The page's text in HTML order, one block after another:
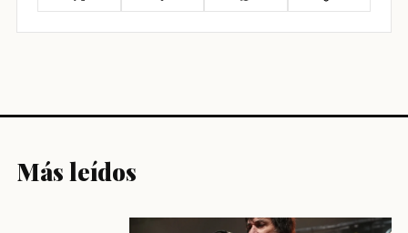
Más leídos